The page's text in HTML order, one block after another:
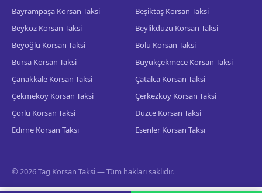
Bayrampaşa Korsan Taksi
Beşiktaş Korsan Taksi
Beykoz Korsan Taksi
Beylikdüzü Korsan Taksi
Beyoğlu Korsan Taksi
Bolu Korsan Taksi
Bursa Korsan Taksi
Büyükçekmece Korsan Taksi
Çanakkale Korsan Taksi
Çatalca Korsan Taksi
Çekmeköy Korsan Taksi
Çerkezköy Korsan Taksi
Çorlu Korsan Taksi
Düzce Korsan Taksi
Edirne Korsan Taksi
Esenler Korsan Taksi
© 2026 Tag Korsan Taksi — Tüm hakları saklıdır.